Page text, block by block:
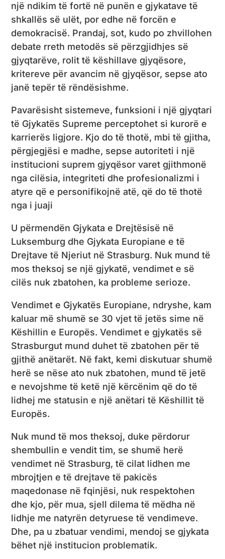
një ndikim të fortë në punën e gjykatave të
shkallës së ulët, por edhe në forcën e
demokracisë. Prandaj, sot, kudo po zhvillohen
debate rreth metodës së përzgjidhjes së
gjyqtarëve, rolit të këshillave gjyqësore,
kritereve për avancim në gjyqësor, sepse ato
janë tepër të rëndësishme.
Pavarësisht sistemeve, funksioni i një gjyqtari
të Gjykatës Supreme perceptohet si kurorë e
karrierës ligjore. Kjo do të thotë, mbi të gjitha,
përgjegjësi e madhe, sepse autoriteti i një
institucioni suprem gjyqësor varet gjithmonë
nga cilësia, integriteti dhe profesionalizmi i
atyre që e personifikojnë atë, që do të thotë
nga i juaji
U përmendën Gjykata e Drejtësisë në
Luksemburg dhe Gjykata Europiane e të
Drejtave të Njeriut në Strasburg. Nuk mund të
mos theksoj se një gjykatë, vendimet e së
cilës nuk zbatohen, ka probleme serioze.
Vendimet e Gjykatës Europiane, ndryshe, kam
kaluar më shumë se 30 vjet të jetës sime në
Këshillin e Europës. Vendimet e gjykatës së
Strasburgut mund duhet të zbatohen për të
gjithë anëtarët. Në fakt, kemi diskutuar shumë
herë se nëse ato nuk zbatohen, mund të jetë
e nevojshme të ketë një kërcënim që do të
lidhej me statusin e një anëtari të Këshillit të
Europës.
Nuk mund të mos theksoj, duke përdorur
shembullin e vendit tim, se shumë herë
vendimet në Strasburg, të cilat lidhen me
mbrojtjen e të drejtave të pakicës
maqedonase në fqinjësi, nuk respektohen
dhe kjo, për mua, sjell dilema të mëdha në
lidhje me natyrën detyruese të vendimeve.
Dhe, pa u zbatuar vendimi, mendoj se gjykata
bëhet një institucion problematik.